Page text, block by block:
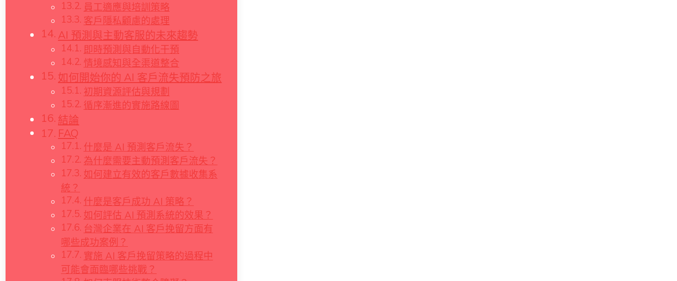
員工適應與培訓策略
客戶隱私顧慮的處理
AI 預測與主動客服的未來趨勢
即時預測與自動化干預
情境感知與全渠道整合
如何開始你的 AI 客戶流失預防之旅
初期資源評估與規劃
循序漸進的實施路線圖
結論
FAQ
什麼是 AI 預測客戶流失？
為什麼需要主動預測客戶流失？
如何建立有效的客戶數據收集系
統？
什麼是客戶成功 AI 策略？
如何評估 AI 預測系統的效果？
台灣企業在 AI 客戶挽留方面有
哪些成功案例？
實施 AI 客戶挽留策略的過程中
可能會面臨哪些挑戰？